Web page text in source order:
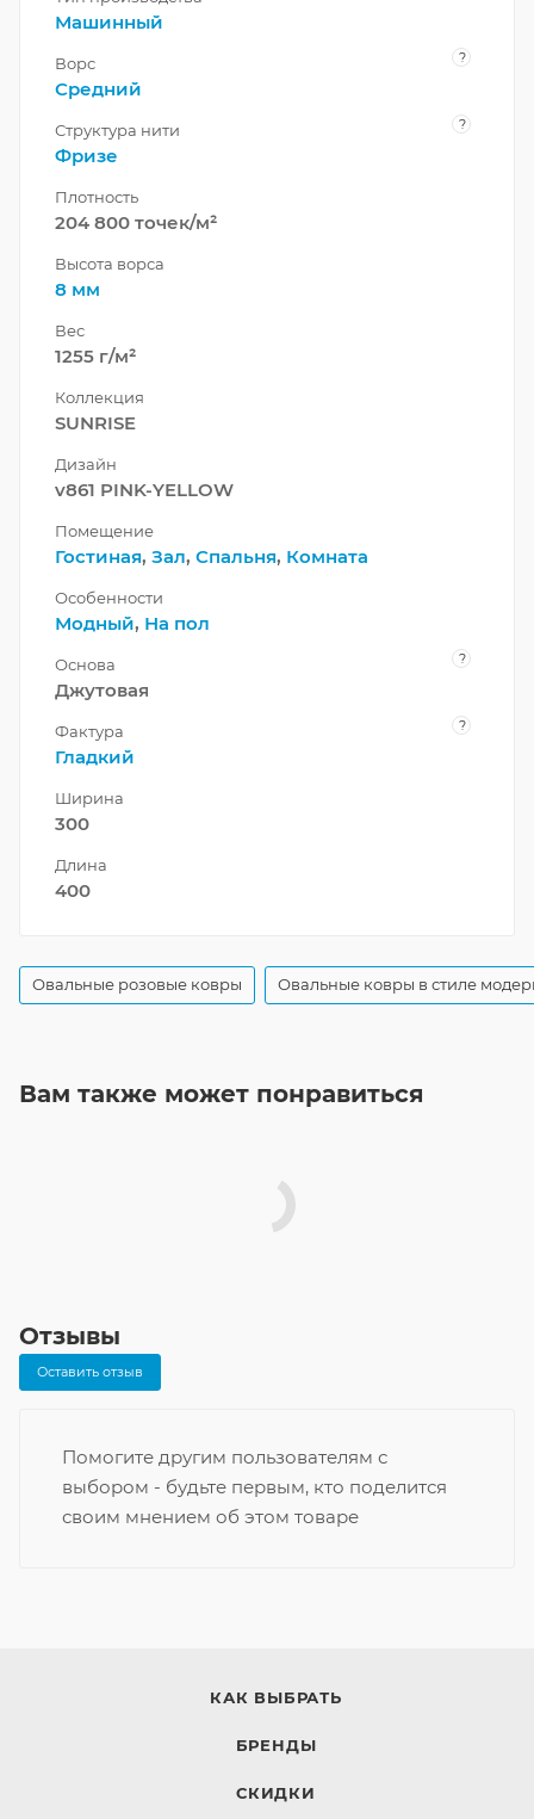
Машинный
Ворс ?
Средний
Структура нити ?
Фризе
Плотность
204 800 точек/м²
Высота ворса
8 мм
Вес
1255 г/м²
Коллекция
SUNRISE
Дизайн
v861 PINK-YELLOW
Помещение
Гостиная, Зал, Спальня, Комната
Особенности
Модный, На пол
Основа ?
Джутовая
Фактура ?
Гладкий
Ширина
300
Длина
400
Овальные розовые ковры Овальные ковры в стиле
Вам также может понравиться
Отзывы
Оставить отзыв
Помогите другим пользователям с
выбором - будьте первым, кто поделится
своим мнением об этом товаре
КАК ВЫБРАТЬ
БРЕНДЫ
СКИДКИ